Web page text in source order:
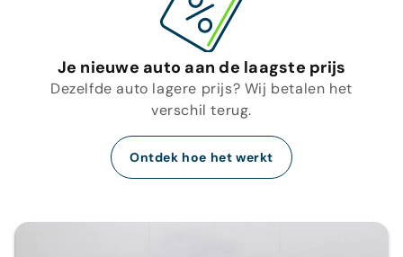
Je nieuwe auto aan de laagste prijs
Dezelfde auto lagere prijs? Wij betalen het
verschil terug.
Ontdek hoe het werkt